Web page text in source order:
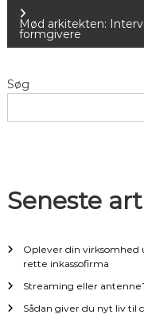
n
d
l
æ
s
v
Mød arkitekten:
formgivere
Søg
Seneste
Oplever din
rette inkassofirma
Streaming eller
Sådan giver du nyt liv til